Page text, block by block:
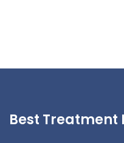
Best Treatment